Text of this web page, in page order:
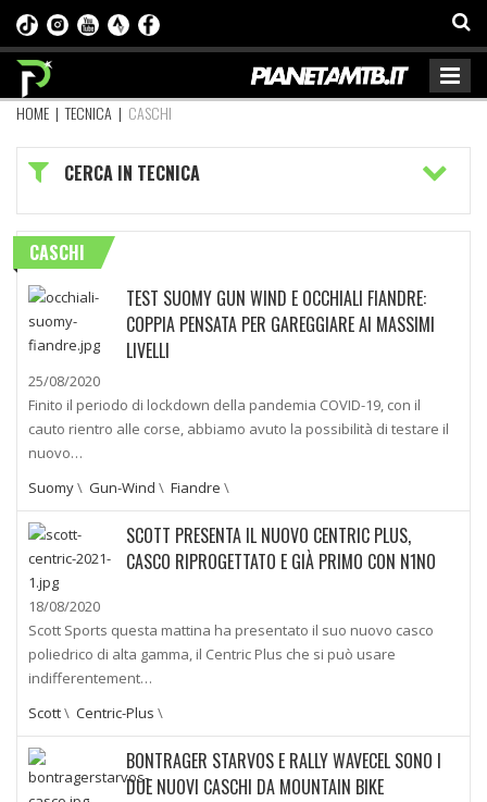
HOME |TECNICA | CASCHI
CERCA IN TECNICA
CASCHI
TEST SUOMY GUN WIND E OCCHIALI FIANDRE:
COPPIA PENSATA PER GAREGGIARE AI MASSIMI
LIVELLI
25/08/2020
Finito il periodo di lockdown della pandemia COVID-19, con il
cauto rientro alle corse, abbiamo avuto la possibilità di testare il
nuovo…
Suomy\ Gun-Wind \ Fiandre \
SCOTT PRESENTA IL NUOVO CENTRIC PLUS,
CASCO RIPROGETTATO E GIÀ PRIMO CON N1NO
18/08/2020
Scott Sports questa mattina ha presentato il suo nuovo casco
poliedrico di alta gamma, il Centric Plus che si può usare
indifferentement…
Scott\ Centric-Plus \
BONTRAGER STARVOS E RALLY WAVECEL SONO I
DUE NUOVI CASCHI DA MOUNTAIN BIKE